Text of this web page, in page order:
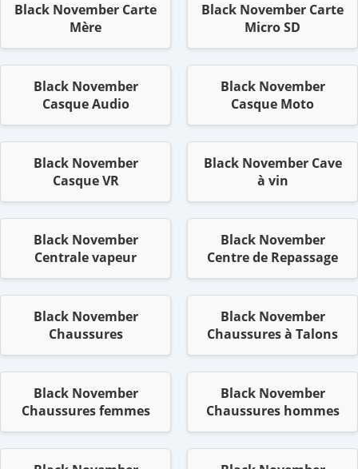
Black November Carte
Mère
Black November Carte
Micro SD
Black November
Casque Audio
Black November
Casque Moto
Black November
Casque VR
Black November Cave
à vin
Black November
Centrale vapeur
Black November
Centre de Repassage
Black November
Chaussures
Black November
Chaussures à Talons
Black November
Chaussures femmes
Black November
Chaussures hommes